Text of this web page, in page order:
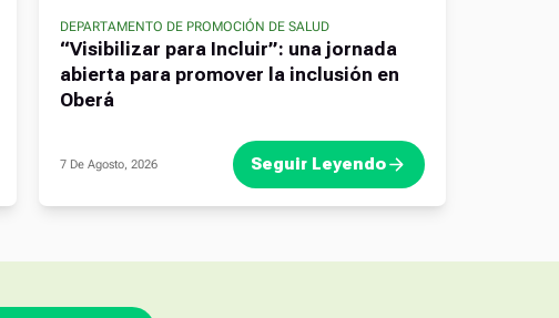
DEPARTAMENTO DE PROMOCIÓN DE SALUD
“Visibilizar para Incluir”: una jornada
abierta para promover la inclusión en
Oberá
7 De Agosto, 2026 Seguir Leyendo